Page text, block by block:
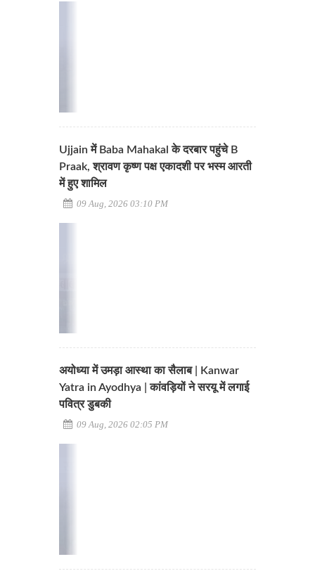
Ujjain में Baba Mahakal के दरबार पहुंचे B
Praak, श्रावण कृष्ण पक्ष एकादशी पर भस्म आरती
में हुए शामिल
09 Aug, 2026 03:10 PM
अयोध्या में उमड़ा आस्था का सैलाब | Kanwar
Yatra in Ayodhya | कांवड़ियों ने सरयू में लगाई
पवित्र डुबकी
09 Aug, 2026 02:05 PM